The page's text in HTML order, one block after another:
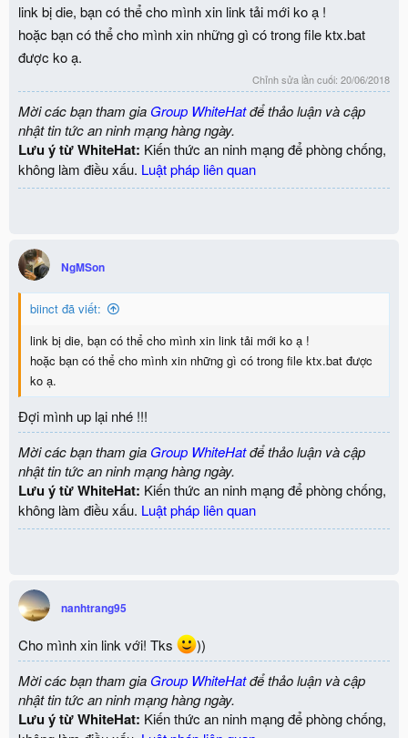
link bị die, bạn có thể cho mình xin link tải mới ko ạ !
hoặc bạn có thể cho mình xin những gì có trong file ktx.bat
được ko ạ.
Chỉnh sửa lần cuối: 20/06/2018
Mời các bạn tham gia Group WhiteHatđể thảo luận và cập
nhật tin tức an ninh mạng hàng ngày.
Lưu ý từ WhiteHat: Kiến thức an ninh mạng để phòng chống,
không làm điều xấu. Luật pháp liên quan
NgMSon
biinct đã viết:
link bị die, bạn có thể cho mình xin link tải mới ko ạ !
hoặc bạn có thể cho mình xin những gì có trong file ktx.bat được
ko ạ.
Đợi mình up lại nhé !!!
Mời các bạn tham gia Group WhiteHatđể thảo luận và cập
nhật tin tức an ninh mạng hàng ngày.
Lưu ý từ WhiteHat: Kiến thức an ninh mạng để phòng chống,
không làm điều xấu. Luật pháp liên quan
nanhtrang95
Cho mình xin link với! Tks
))
Mời các bạn tham gia Group WhiteHatđể thảo luận và cập
nhật tin tức an ninh mạng hàng ngày.
Lưu ý từ WhiteHat: Kiến thức an ninh mạng để phòng chống,